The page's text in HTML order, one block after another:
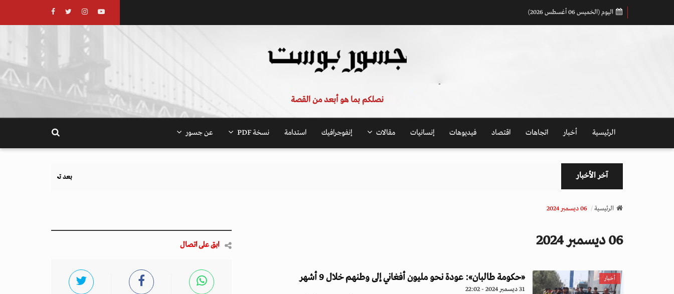
اليوم (الخميس 06 أغسطس 2026)
نصلكم بما هو أبعد من القصة
الرئيسية أخبار اتجاهات اقتصاد فيديوهات إنسانيات مقالات إنفوجرافيك استدامة نسخة PDF عن جسور
آخر الأخبار بعد تحذيرات أوروبية.. كيف يهدد نظام الغذاء والزراعة
الرئيسية 06 ديسمبر 2024
06 ديسمبر 2024
أخبار «حكومة طالبان»: عودة نحو مليون أفغاني إلى وطنهم خلال 9 أشهر
31 ديسمبر 2024 - 22:02
ابق على اتصال